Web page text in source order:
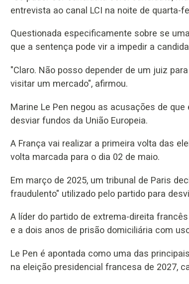
entrevista ao canal LCI na noite de quarta-
Questionada especificamente sobre se
que a sentença pode vir a impedir a
"Claro. Não posso depender de um juiz
visitar um mercado", afirmou.
Marine Le Pen negou as acusações de
desviar fundos da União Europeia.
A França vai realizar a primeira volta das
volta marcada para o dia 02 de maio.
Em março de 2025, um tribunal de Paris
fraudulento" utilizado pelo partido para
A líder do partido de extrema-direita
e a dois anos de prisão domiciliária com
Le Pen é apontada como uma das
na eleição presidencial francesa de 2027,